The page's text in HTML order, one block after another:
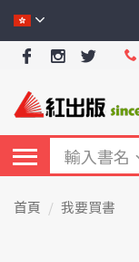
首頁 我要買書